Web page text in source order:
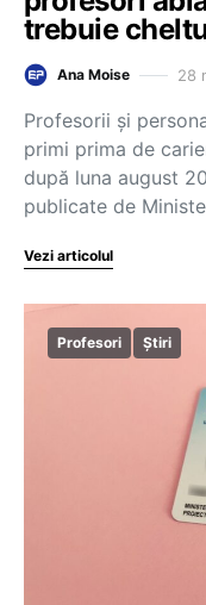
trebuie
Ana Moise 28
Profesorii și
primi prima de
după luna august
publicate de
Vezi articolul
Profesori Știri